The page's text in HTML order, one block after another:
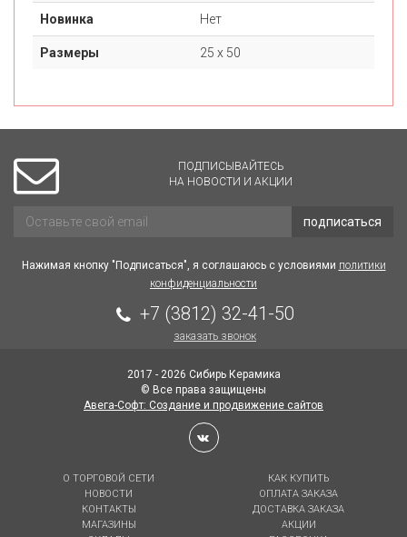
Новинка Нет
Размеры 25 х 50
ПОДПИСЫВАЙТЕСЬ
НА НОВОСТИ И АКЦИИ
подписаться
Нажимая кнопку "Подписаться", я соглашаюсь с условиями политики
конфиденциальности
+7 (3812) 32-41-50
заказать звонок
2017 - 2026 Сибирь Керамика
© Все права защищены
Авега-Софт: Создание и продвижение сайтов
О ТОРГОВОЙ СЕТИ
НОВОСТИ
КОНТАКТЫ
МАГАЗИНЫ
КАК КУПИТЬ
ОПЛАТА ЗАКАЗА
ДОСТАВКА ЗАКАЗА
АКЦИИ